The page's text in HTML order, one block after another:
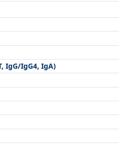
IgG/IgG4, IgA)